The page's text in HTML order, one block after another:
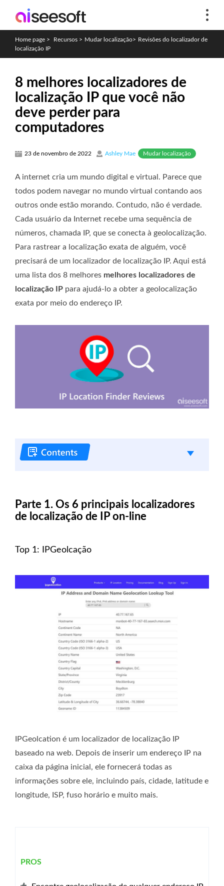
Home page > Recursos > Mudar localização> Revisões do localizador de
localização IP
8 melhores localizadores de
localização IP que você não
deve perder para
computadores
23 de novembro de 2022 Ashley Mae Mudar localização
A internet cria um mundo digital e virtual. Parece que
todos podem navegar no mundo virtual contando aos
outros onde estão morando. Contudo, não é verdade.
Cada usuário da Internet recebe uma sequência de
números, chamada IP, que se conecta à geolocalização.
Para rastrear a localização exata de alguém, você
precisará de um localizador de localização IP. Aqui está
uma lista dos 8 melhores melhores localizadores de
localização IP para ajudá-lo a obter a geolocalização
exata por meio do endereço IP.
Parte 1. Os 6 principais localizadores
de localização de IP on-line
Top 1: IPGeolcação
IPGeolcation é um localizador de localização IP
baseado na web. Depois de inserir um endereço IP na
caixa da página inicial, ele fornecerá todas as
informações sobre ele, incluindo país, cidade, latitude e
longitude, ISP, fuso horário e muito mais.
PROS